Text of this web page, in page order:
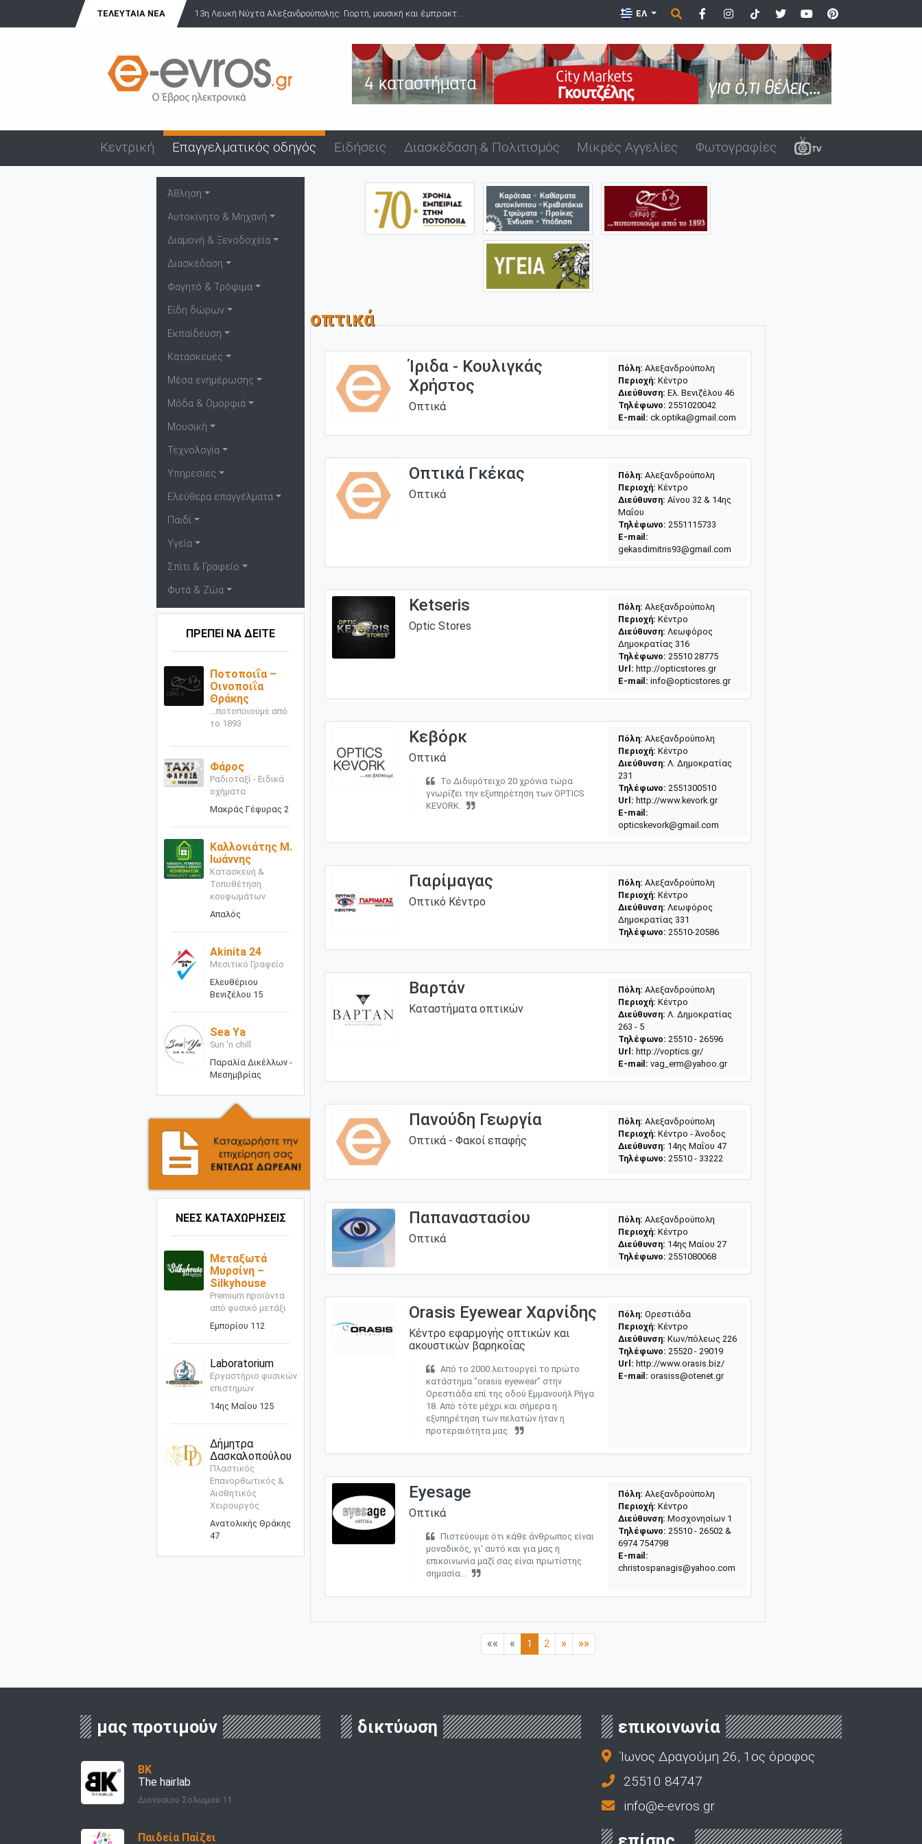
ΤΕΛΕΥΤΑΊΑ ΝΈΑ 13η Λευκή Νύχτα Αλεξανδρούπολης: Γιορτή, μουσική και έμπρακτ... ΕΛ
Κεντρική Επαγγελματικός οδηγός Ειδήσεις Διασκέδαση & Πολιτισμός Μικρές Αγγελίες Φωτογραφίες
Άθληση
Αυτοκίνητο & Μηχανή
Διαμονή & Ξενοδοχεία
Διασκέδαση
Φαγητό & Τρόφιμα
Είδη δώρων
Εκπαίδευση
Κατασκευές
Μέσα ενημέρωσης
Μόδα & Ομορφιά
Μουσική
Τεχνολογία
Υπηρεσίες
Ελεύθερα επαγγέλματα
Παιδί
Υγεία
Σπίτι & Γραφείο
Φυτά & Ζώα
ΠΡΕΠΕΙ ΝΑ ΔΕΙΤΕ
Ποτοποιΐα –
Οινοποιΐα
Θράκης
...ποτοποιούμε από
το 1893
Φάρος
Ραδιοταξί - Ειδικά
οχήματα
Μακράς Γέφυρας 2
Καλλονιάτης Μ.
Ιωάννης
Κατασκευή &
Τοποθέτηση
κουφωμάτων
Απαλός
Akinita 24
Μεσιτικό Γραφείο
Ελευθέριου
Βενιζέλου 15
Sea Ya
Sun 'n chill
Παραλία Δικέλλων -
Μεσημβρίας
ΝΕΕΣ ΚΑΤΑΧΩΡΗΣΕΙΣ
Μεταξωτά
Μυρσίνη –
Silkyhouse
Premium προϊόντα
από φυσικό μετάξι
Εμπορίου 112
Laboratorium
Εργαστήριο φυσικών
επιστημών
14ης Μαΐου 125
Δήμητρα
Δασκαλοπούλου
Πλαστικός
Επανορθωτικός &
Αισθητικός
Χειρουργός
Ανατολικής Θράκης
47
οπτικά
Ίριδα - Κουλιγκάς
Χρήστος
Οπτικά
Πόλη: Αλεξανδρούπολη
Περιοχή: Κέντρο
Διεύθυνση: Ελ. Βενιζέλου 46
Τηλέφωνο: 2551020042
E-mail: ck.optika@gmail.com
Οπτικά Γκέκας
Οπτικά
Πόλη: Αλεξανδρούπολη
Περιοχή: Κέντρο
Διεύθυνση: Αίνου 32 & 14ης
Μαΐου
Τηλέφωνο: 2551115733
E-mail:
gekasdimitris93@gmail.com
Ketseris
Optic Stores
Πόλη: Αλεξανδρούπολη
Περιοχή: Κέντρο
Διεύθυνση: Λεωφόρος
Δημοκρατίας 316
Τηλέφωνο: 25510 28775
Url: http://opticstores.gr
E-mail: info@opticstores.gr
Κεβόρκ
Οπτικά
Το Διδυμότειχο 20 χρόνια τώρα
γνωρίζει την εξυπηρέτηση των OPTICS
ΚEVORK.
Πόλη: Αλεξανδρούπολη
Περιοχή: Κέντρο
Διεύθυνση: Λ. Δημοκρατίας
231
Τηλέφωνο: 2551300510
Url: http://www.kevork.gr
E-mail:
opticskevork@gmail.com
Γιαρίμαγας
Οπτικό Κέντρο
Πόλη: Αλεξανδρούπολη
Περιοχή: Κέντρο
Διεύθυνση: Λεωφόρος
Δημοκρατίας 331
Τηλέφωνο: 25510-20586
Βαρτάν
Καταστήματα οπτικών
Πόλη: Αλεξανδρούπολη
Περιοχή: Κέντρο
Διεύθυνση: Λ. Δημοκρατίας
263 - 5
Τηλέφωνο: 25510 - 26596
Url: http://voptics.gr/
E-mail: vag_erm@yahoo.gr
Πανούδη Γεωργία
Οπτικά - Φακοί επαφής
Πόλη: Αλεξανδρούπολη
Περιοχή: Κέντρο - Άνοδος
Διεύθυνση: 14ης Μαΐου 47
Τηλέφωνο: 25510 - 33222
Παπαναστασίου
Οπτικά
Πόλη: Αλεξανδρούπολη
Περιοχή: Κέντρο
Διεύθυνση: 14ης Μαίου 27
Τηλέφωνο: 2551080068
Οrasis Εyewear Χαρνίδης
Κέντρο εφαρμογής οπτικών και
ακουστικών βαρηκοΐας
Από το 2000 λειτουργεί το πρώτο
κατάστημα “orasis eyewear” στην
Ορεστιάδα επί της οδού Εμμανουήλ Ρήγα
18. Από τότε μέχρι και σήμερα η
εξυπηρέτηση των πελατών ήταν η
προτεραιότητα μας.
Πόλη: Ορεστιάδα
Περιοχή: Κέντρο
Διεύθυνση: Κων/πόλεως 226
Τηλέφωνο: 25520 - 29019
Url: http://www.orasis.biz/
E-mail: orasiss@otenet.gr
Eyesage
Οπτικά
Πιστεύουμε ότι κάθε άνθρωπος είναι
μοναδικός, γι' αυτό και για μας η
επικοινωνία μαζί σας είναι πρωτίστης
σημασία...
Πόλη: Αλεξανδρούπολη
Περιοχή: Κέντρο
Διεύθυνση: Μοσχονησίων 1
Τηλέφωνο: 25510 - 26502 &
6974 754798
E-mail:
christospanagis@yahoo.com
«« « 1 2 » »»
μας προτιμούν
BK
The hairlab
Διονυσίου Σολωμού 11
Παιδεία Παίζει
δικτύωση επικοινωνία
Ίωνος Δραγούμη 26, 1ος όροφος
25510 84747
info@e-evros.gr